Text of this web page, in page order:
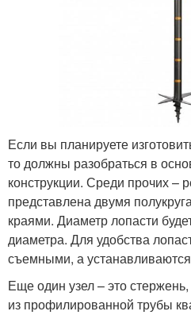
Если вы планируете
то должны разобраться в
конструкции. Среди прочих –
представлена двумя
краями. Диаметр лопасти
диаметра. Для удобства
съемными, а
Еще один узел – это
из профилированной трубы